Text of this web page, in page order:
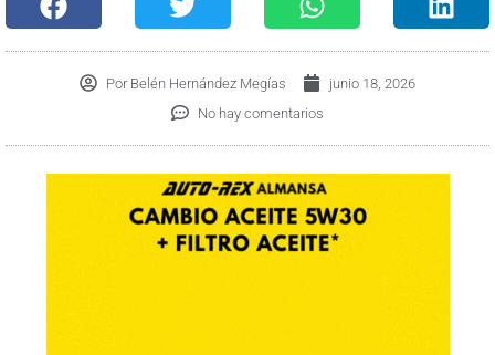
Por Belén Hernández Megías
junio 18, 2026
No hay comentarios